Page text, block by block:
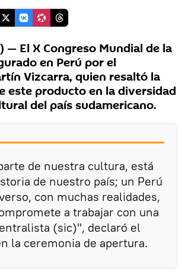
— El X Congreso Mundial de la
en Perú por el
Vizcarra, quien resaltó la
este producto en la diversidad
del país sudamericano.
de nuestra cultura, está
de nuestro país; un Perú
con muchas realidades,
a trabajar con una
(sic)", declaró el
la ceremonia de apertura.